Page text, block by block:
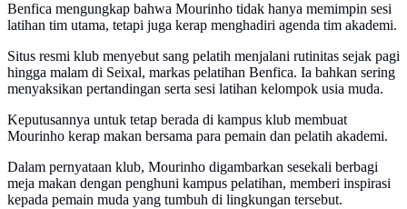
Benfica mengungkap bahwa Mourinho tidak hanya memimpin sesi
latihan tim utama, tetapi juga kerap menghadiri agenda tim akademi.
Situs resmi klub menyebut sang pelatih menjalani rutinitas sejak pagi
hingga malam di Seixal, markas pelatihan Benfica. Ia bahkan sering
menyaksikan pertandingan serta sesi latihan kelompok usia muda.
Keputusannya untuk tetap berada di kampus klub membuat
Mourinho kerap makan bersama para pemain dan pelatih akademi.
Dalam pernyataan klub, Mourinho digambarkan sesekali berbagi
meja makan dengan penghuni kampus pelatihan, memberi inspirasi
kepada pemain muda yang tumbuh di lingkungan tersebut.